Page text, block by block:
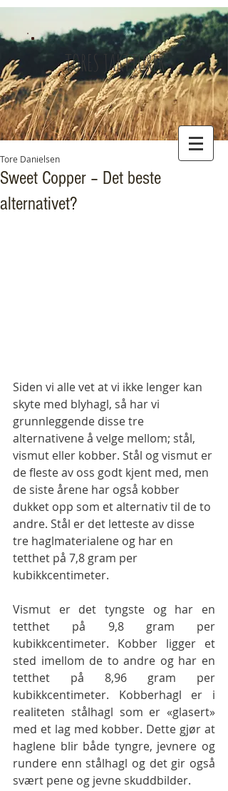
TORES JAKTTURER
Sweet Copper – Det beste
alternativet?
Tore Danielsen
Siden vi alle vet at vi ikke lenger kan
skyte med blyhagl, så har vi
grunnleggende disse tre
alternativene å velge mellom; stål,
vismut eller kobber. Stål og vismut er
de fleste av oss godt kjent med, men
de siste årene har også kobber
dukket opp som et alternativ til de to
andre. Stål er det letteste av disse
tre haglmaterialene og har en
tetthet på 7,8 gram per
kubikkcentimeter.
Vismut er det tyngste og har en
tetthet på 9,8 gram per
kubikkcentimeter. Kobber ligger et
sted imellom de to andre og har en
tetthet på 8,96 gram per
kubikkcentimeter. Kobberhagl er i
realiteten stålhagl som er «glasert»
med et lag med kobber. Dette gjør at
haglene blir både tyngre, jevnere og
rundere enn stålhagl og det gir også
svært pene og jevne skuddbilder.